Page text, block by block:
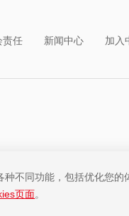
责任 新闻中心 加入
(深圳)股份有限公司 版权
不同功能，包括优化您
页面。